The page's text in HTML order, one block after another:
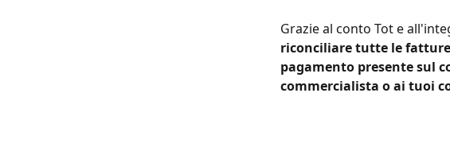
Grazie al conto Tot e
riconciliare tutte le
pagamento presente sul
commercialista o ai tuoi